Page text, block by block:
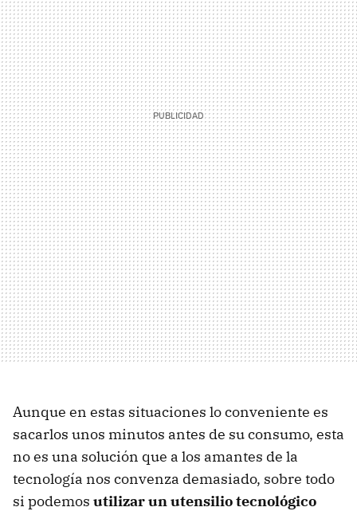
Aunque en estas situaciones lo conveniente es
sacarlos unos minutos antes de su consumo, esta
no es una solución que a los amantes de la
tecnología nos convenza demasiado, sobre todo
si podemos utilizar un utensilio tecnológico